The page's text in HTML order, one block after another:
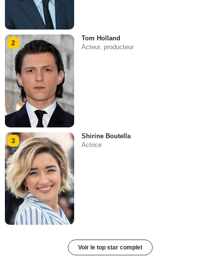
2
Tom Holland
Acteur, producteur
3
Shirine Boutella
Actrice
Voir le top star complet